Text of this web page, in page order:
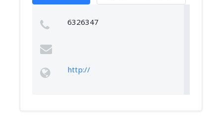
6326347
http://